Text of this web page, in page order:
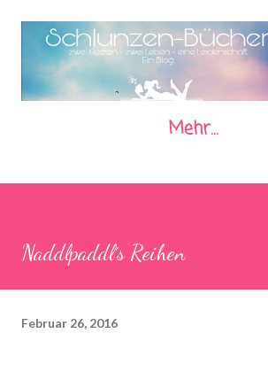
Direkt zum Hauptbereich
Mehr…
Naddlpaddl´s Reihen
Februar 26, 2016